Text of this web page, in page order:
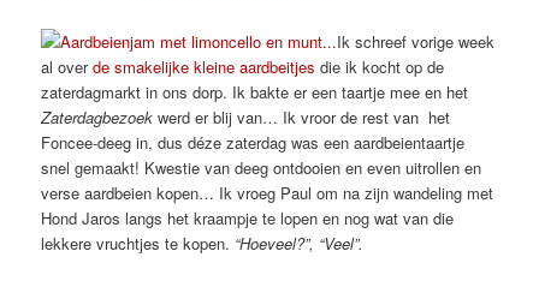
Ik schreef vorige week
al overde smakelijke kleine aardbeitjes die ik kocht op de
zaterdagmarkt in ons dorp. Ik bakte er een taartje mee en het
Zaterdagbezoek werd er blij van… Ik vroor de rest van het
Foncee-deeg in, dus déze zaterdag was een aardbeientaartje
snel gemaakt! Kwestie van deeg ontdooien en even uitrollen en
verse aardbeien kopen… Ik vroeg Paul om na zijn wandeling met
Hond Jaros langs het kraampje te lopen en nog wat van die
lekkere vruchtjes te kopen. “Hoeveel?”, “Veel”.